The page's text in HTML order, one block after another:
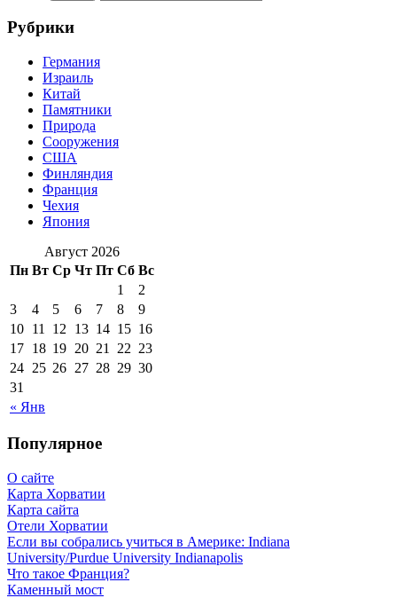
Рубрики
Германия
Израиль
Китай
Памятники
Природа
Сооружения
США
Финляндия
Франция
Чехия
Япония
Август 2026
Пн Вт Ср Чт Пт Сб Вс
« Янв
1
2
3
4 5 6 7 8
9
10 11 12 13 14 15 16
17 18 19 20 21 22 23
24 25 26 27 28 29 30
31
Популярное
О сайте
Карта Хорватии
Карта сайта
Отели Хорватии
Если вы собрались учиться в Америке: Indiana
University/Purdue University Indianapolis
Что такое Франция?
Каменный мост